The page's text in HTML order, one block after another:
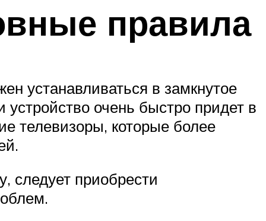
правила
устанавливаться в замкнутое
устройство очень быстро придет в
телевизоры, которые более
следует приобрести